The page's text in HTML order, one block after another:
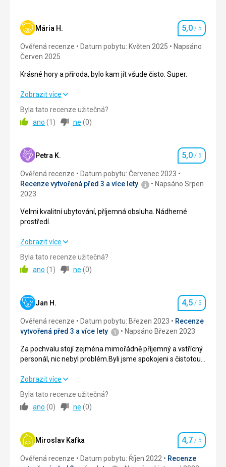
Okolí 5,0/ 5
Služby 5,0/ 5
Strava
Jídlo bylo úplně úžasné a bylo ho dost.
Ubytování
Služby
Byly vyhovující
Mária H. Hodnocení
5,0 / 5
Ověřená recenze Datum pobytu: Květen 2025
Napsáno
Červen 2025
Krásné hory a příroda, bylo kam jít všude čisto. Super.
Krásné hory a příroda, bylo kam jít všude čisto. Super.
Strava
Okolí 5,0/ 5
Služby
Cena
Strava
Ubytování čisté krásné, velká spokojenost.
restauraci.Velika pochvala pro všechny.
Zobrazit více
Byla tato recenze užitečná?
ano (1 ) ne (0)
Petra K. Hodnocení
5,0 / 5
Ověřená recenze
Datum pobytu: Červenec 2023
Recenze vytvořená před 3 a více lety
Napsáno Srpen
2023
Velmi kvalitní ubytování, příjemná obsluha. Nádherné
prostředí.
Velmi kvalitní ubytování, příjemná obsluha. Nádherné
prostředí.
Strava
Okolí 5,0/ 5
Služby 5,0
Cena 5,0/ 5
Strava
Dobrá, dostatek.
Ubytování
Zobrazit více
Byla tato recenze užitečná?
ano (1 ) ne (0)
Jan H. Hodnocení
4,5 / 5
Ověřená recenze Datum pobytu: Březen 2023
Recenze
vytvořená před 3 a více lety
Napsáno Březen 2023
Za pochvalu stojí zejména mimořádně příjemný a vstřícný
personál, nic nebyl problém.Byli jsme spokojeni s čistotou
výhodná byla i poloha hotelu (sjezdovka cca 500 m
daleko).
Za pochvalu stojí zejména mimořádně příjemný a vstřícný
personál, nic nebyl problém.Byli jsme spokojeni s čistotou
pokoje, možností výběru a kvalitou stravování (polopenze),
výhodná byla i poloha hotelu (sjezdovka cca 500 m
Strava 4,0/ 5
Ubytování 4,0/ 5
Zobrazit více
Byla tato recenze užitečná?
ano (0) ne (0)
Miroslav Kafka Hodnocení
4,7 / 5
Ověřená recenze Datum pobytu: Říjen 2022
Recenze